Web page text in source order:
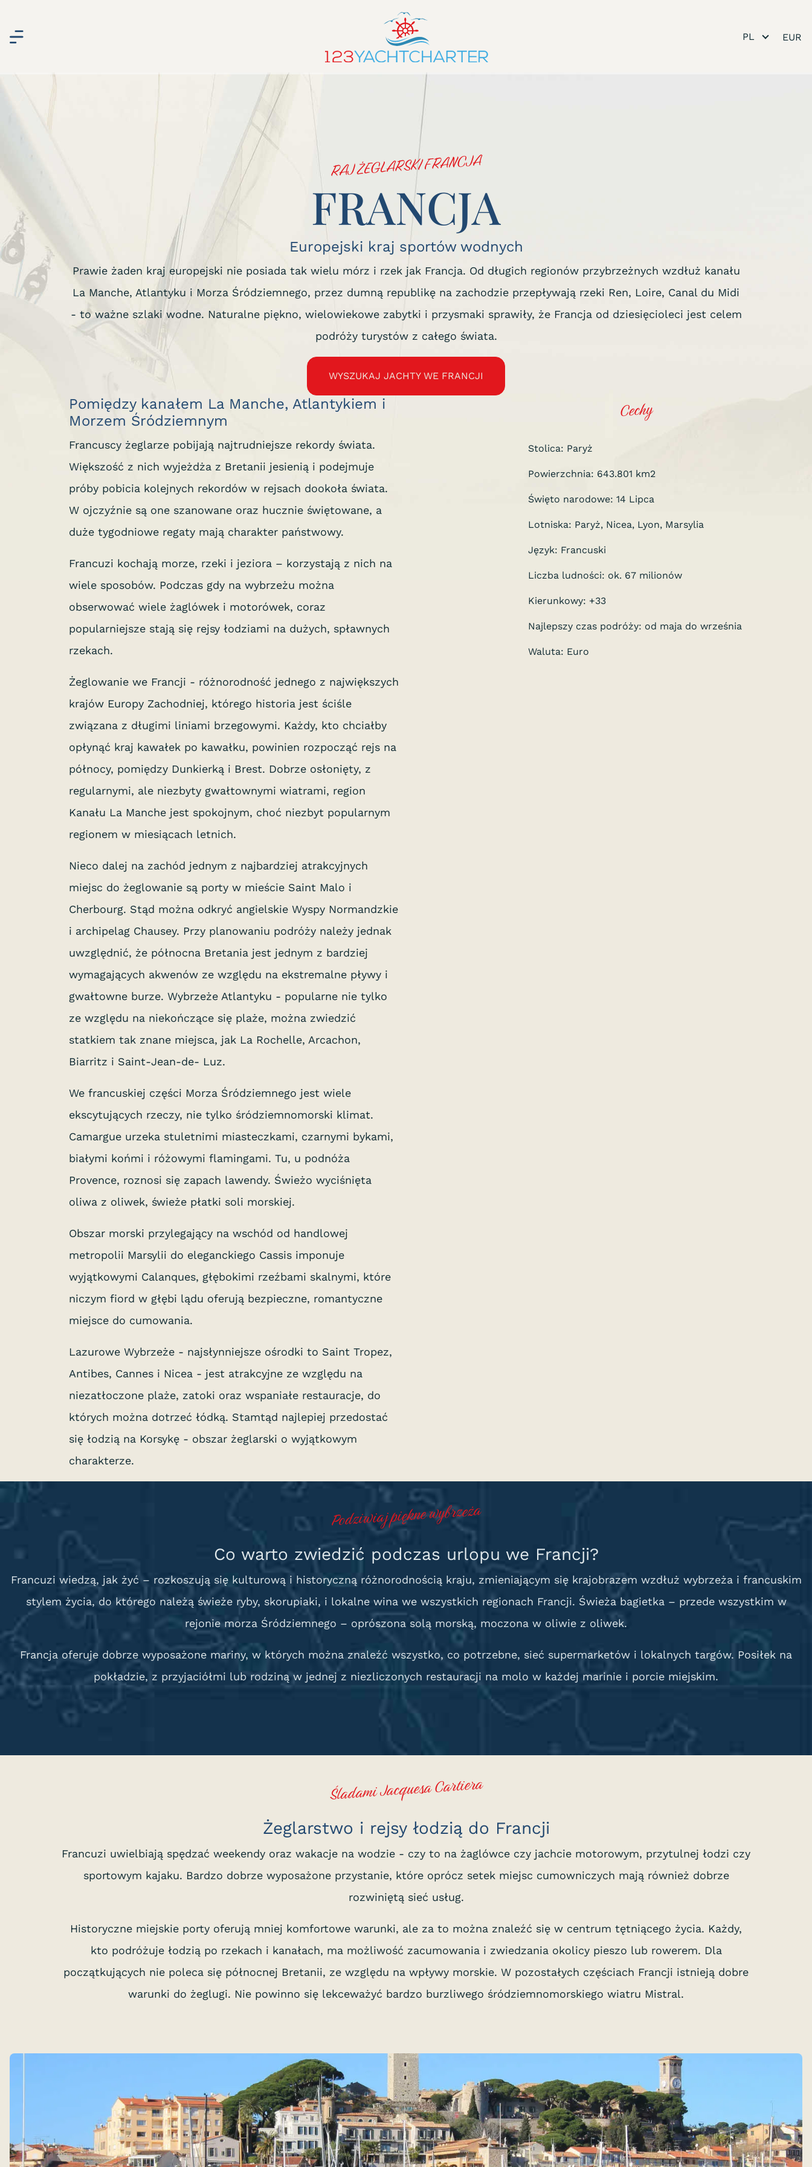
PL
RAJ ŻEGLARSKI FRANCJA
FRANCJA
Europejski kraj sportów wodnych
Prawie żaden kraj europejski nie posiada tak wielu mórz i rzek jak Francja. Od długich regionów przybrzeżnych wzdłuż kanału
La Manche, Atlantyku i Morza Śródziemnego, przez dumną republikę na zachodzie przepływają rzeki Ren, Loire, Canal du Midi
- to ważne szlaki wodne. Naturalne piękno, wielowiekowe zabytki i przysmaki sprawiły, że Francja od dziesięcioleci jest celem
podróży turystów z całego świata.
WYSZUKAJ JACHTY WE FRANCJI
Pomiędzy kanałem La Manche, Atlantykiem i
Morzem Śródziemnym
Francuscy żeglarze pobijają najtrudniejsze rekordy świata.
Większość z nich wyjeżdża z Bretanii jesienią i podejmuje
próby pobicia kolejnych rekordów w rejsach dookoła świata.
W ojczyźnie są one szanowane oraz hucznie świętowane, a
duże tygodniowe regaty mają charakter państwowy.
Francuzi kochają morze, rzeki i jeziora – korzystają z nich na
wiele sposobów. Podczas gdy na wybrzeżu można
obserwować wiele żaglówek i motorówek, coraz
popularniejsze stają się rejsy łodziami na dużych, spławnych
rzekach.
Żeglowanie we Francji - różnorodność jednego z największych
krajów Europy Zachodniej, którego historia jest ściśle
związana z długimi liniami brzegowymi. Każdy, kto chciałby
opłynąć kraj kawałek po kawałku, powinien rozpocząć rejs na
północy, pomiędzy Dunkierką i Brest. Dobrze osłonięty, z
regularnymi, ale niezbyty gwałtownymi wiatrami, region
Kanału La Manche jest spokojnym, choć niezbyt popularnym
regionem w miesiącach letnich.
Nieco dalej na zachód jednym z najbardziej atrakcyjnych
miejsc do żeglowanie są porty w mieście Saint Malo i
Cherbourg. Stąd można odkryć angielskie Wyspy Normandzkie
i archipelag Chausey. Przy planowaniu podróży należy jednak
uwzględnić, że północna Bretania jest jednym z bardziej
wymagających akwenów ze względu na ekstremalne pływy i
gwałtowne burze. Wybrzeże Atlantyku - popularne nie tylko
ze względu na niekończące się plaże, można zwiedzić
statkiem tak znane miejsca, jak La Rochelle, Arcachon,
Biarritz i Saint-Jean-de- Luz.
We francuskiej części Morza Śródziemnego jest wiele
ekscytujących rzeczy, nie tylko śródziemnomorski klimat.
Camargue urzeka stuletnimi miasteczkami, czarnymi bykami,
białymi końmi i różowymi flamingami. Tu, u podnóża
Provence, roznosi się zapach lawendy. Świeżo wyciśnięta
oliwa z oliwek, świeże płatki soli morskiej.
Obszar morski przylegający na wschód od handlowej
metropolii Marsylii do eleganckiego Cassis imponuje
wyjątkowymi Calanques, głębokimi rzeźbami skalnymi, które
niczym fiord w głębi lądu oferują bezpieczne, romantyczne
miejsce do cumowania.
Lazurowe Wybrzeże - najsłynniejsze ośrodki to Saint Tropez,
Antibes, Cannes i Nicea - jest atrakcyjne ze względu na
niezatłoczone plaże, zatoki oraz wspaniałe restauracje, do
których można dotrzeć łódką. Stamtąd najlepiej przedostać
się łodzią na Korsykę - obszar żeglarski o wyjątkowym
charakterze.
Cechy
Stolica: Paryż
Powierzchnia: 643.801 km2
Święto narodowe: 14 Lipca
Lotniska: Paryż, Nicea, Lyon, Marsylia
Język: Francuski
Liczba ludności: ok. 67 milionów
Kierunkowy: +33
Najlepszy czas podróży: od maja do września
Waluta: Euro
Podziwiaj piękne wybrzeża
Co warto zwiedzić podczas urlopu we Francji?
Francuzi wiedzą, jak żyć – rozkoszują się kulturową i historyczną różnorodnością kraju, zmieniającym się krajobrazem wzdłuż wybrzeża i francuskim
stylem życia, do którego należą świeże ryby, skorupiaki, i lokalne wina we wszystkich regionach Francji. Świeża bagietka – przede wszystkim w
rejonie morza Śródziemnego – oprószona solą morską, moczona w oliwie z oliwek.
Francja oferuje dobrze wyposażone mariny, w których można znaleźć wszystko, co potrzebne, sieć supermarketów i lokalnych targów. Posiłek na
pokładzie, z przyjaciółmi lub rodziną w jednej z niezliczonych restauracji na molo w każdej marinie i porcie miejskim.
Śladami Jacquesa Cartiera
Żeglarstwo i rejsy łodzią do Francji
Francuzi uwielbiają spędzać weekendy oraz wakacje na wodzie - czy to na żaglówce czy jachcie motorowym, przytulnej łodzi czy
sportowym kajaku. Bardzo dobrze wyposażone przystanie, które oprócz setek miejsc cumowniczych mają również dobrze
rozwiniętą sieć usług.
Historyczne miejskie porty oferują mniej komfortowe warunki, ale za to można znaleźć się w centrum tętniącego życia. Każdy,
kto podróżuje łodzią po rzekach i kanałach, ma możliwość zacumowania i zwiedzania okolicy pieszo lub rowerem. Dla
początkujących nie poleca się północnej Bretanii, ze względu na wpływy morskie. W pozostałych częściach Francji istnieją dobre
warunki do żeglugi. Nie powinno się lekceważyć bardzo burzliwego śródziemnomorskiego wiatru Mistral.